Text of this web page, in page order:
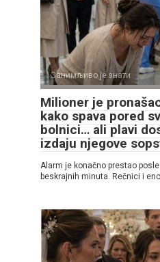
Занимљиво је знати
Milioner je
kako spava pored
bolnici… ali plavi
izdaju njegove
Alarm je konačno prestao
beskrajnih minuta. Rečnici i